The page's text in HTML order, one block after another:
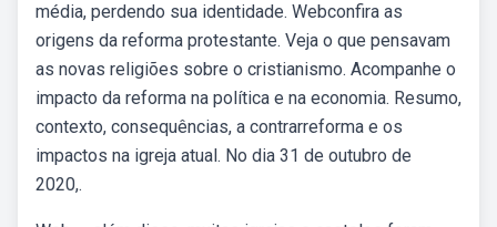
média, perdendo sua identidade. Webconfira as
origens da reforma protestante. Veja o que pensavam
as novas religiões sobre o cristianismo. Acompanhe o
impacto da reforma na política e na economia. Resumo,
contexto, consequências, a contrarreforma e os
impactos na igreja atual. No dia 31 de outubro de
2020,.